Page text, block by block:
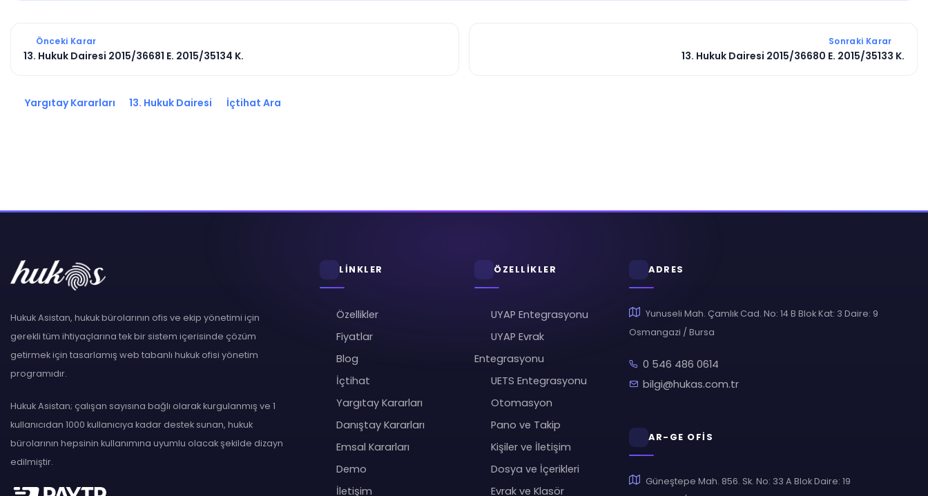
Önceki Karar
13. Hukuk Dairesi 2015/36681 E. 2015/35134 K.
Sonraki Karar
13. Hukuk Dairesi 2015/36680 E. 2015/35133 K.
Yargıtay Kararları 13. Hukuk Dairesi İçtihat Ara
Hukuk Asistan, hukuk bürolarının ofis ve ekip yönetimi için
gerekli tüm ihtiyaçlarına tek bir sistem içerisinde çözüm
getirmek için tasarlamış web tabanlı hukuk ofisi yönetim
programıdır.
Hukuk Asistan; çalışan sayısına bağlı olarak kurgulanmış ve 1
kullanıcıdan 1000 kullanıcıya kadar destek sunan, hukuk
bürolarının hepsinin kullanımına uyumlu olacak şekilde dizayn
edilmiştir.
LİNKLER
Özellikler
Fiyatlar
Blog
İçtihat
Yargıtay Kararları
Danıştay Kararları
Emsal Kararları
Demo
İletişim
ÖZELLİKLER
UYAP Entegrasyonu
UYAP Evrak
Entegrasyonu
UETS Entegrasyonu
Otomasyon
Pano ve Takip
Kişiler ve İletişim
Dosya ve İçerikleri
Evrak ve Klasör
ADRES
Yunuseli Mah. Çamlık Cad. No: 14 B Blok Kat: 3 Daire: 9
Osmangazi / Bursa
0 546 486 0614
bilgi@hukas.com.tr
AR-GE OFİS
Güneştepe Mah. 856. Sk. No: 33 A Blok Daire: 19